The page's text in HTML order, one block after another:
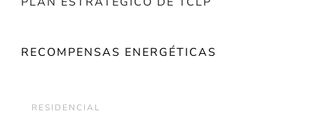
RECOMPENSAS ENERGÉTICAS
RESIDENCIAL